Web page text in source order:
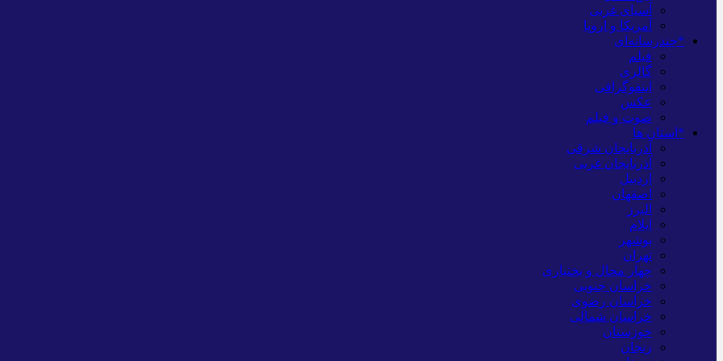
آسیای غربی
آمریکا و اروپا
*چندرسانه‌ای
فیلم
گالری
اینفوگرافی
عکس
صوت و فیلم
*استان ها
آذربایجان شرقی
آذربایجان غربی
اردبیل
اصفهان
البرز
ایلام
بوشهر
تهران
چهار محال و بختیاری
خراسان جنوبی
خراسان رضوی
خراسان شمالی
خوزستان
زنجان